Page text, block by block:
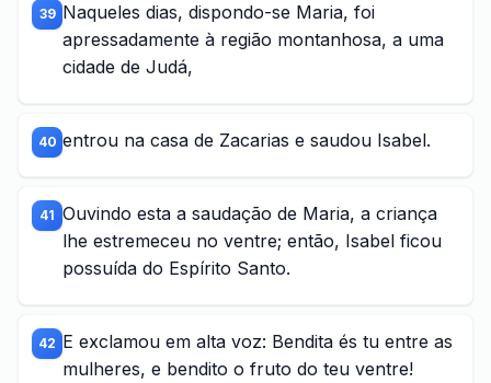
39 Naqueles dias, dispondo-se Maria, foi
apressadamente à região montanhosa, a uma
cidade de Judá,
40 entrou na casa de Zacarias e saudou Isabel.
41 Ouvindo esta a saudação de Maria, a criança
lhe estremeceu no ventre; então, Isabel ficou
possuída do Espírito Santo.
42 E exclamou em alta voz: Bendita és tu entre as
mulheres, e bendito o fruto do teu ventre!